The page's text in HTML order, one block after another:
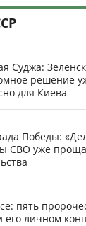
Суджа:
решение
для Киева
Победы:
СВО уже
пять
его личном